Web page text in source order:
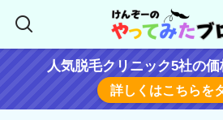
人気脱毛クリニック5社の価
詳しくはこちらを